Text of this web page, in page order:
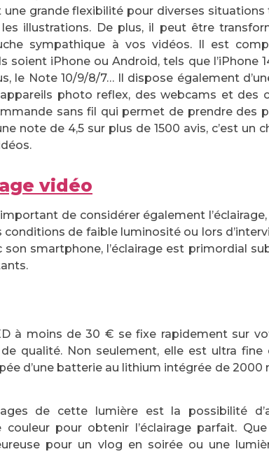
une grande flexibilité pour diverses
illustrations. De plus, il peut être
sympathique à vos vidéos. Il est
soient iPhone ou Android, tels que l’iPhone
le Note 10/9/8/7… Il dispose également
photo reflex, des webcams et des
sans fil qui permet de prendre des
note de 4,5 sur plus de 1500 avis, c’est un
vidéo
de considérer également
conditions de faible luminosité ou lors
son smartphone, l’éclairage est primordial
à moins de 30 € se fixe rapidement sur
qualité. Non seulement, elle est ultra
d’une batterie au lithium intégrée de 2000
de cette lumière est la possibilité
couleur pour obtenir l’éclairage parfait.
pour un vlog en soirée ou une